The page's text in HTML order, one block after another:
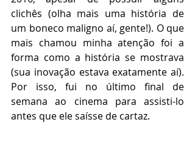
clichês (olha mais uma história de
um boneco maligno aí, gente!). O que
mais chamou minha atenção foi a
forma como a história se mostrava
(sua inovação estava exatamente aí).
Por isso, fui no último final de
semana ao cinema para assisti-lo
antes que ele saísse de cartaz.